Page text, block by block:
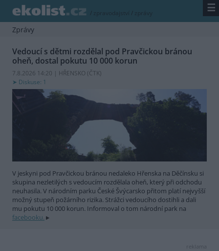
/ zpravodajství / zprávy ☰
Zprávy
Vedoucí s dětmi rozdělal pod Pravčickou bránou
oheň, dostal pokutu 10 000 korun
7.8.2026 14:20 | HŘENSKO (ČTK)
Diskuse: 1
V jeskyni pod Pravčickou bránou nedaleko Hřenska na Děčínsku si
skupina nezletilých s vedoucím rozdělala oheň, který při odchodu
neuhasila. V národním parku České Švýcarsko přitom platí nejvyšší
možný stupeň požárního rizika. Strážci vedoucího dostihli a dali
mu pokutu 10 000 korun. Informoval o tom národní park na
facebooku.
reklama